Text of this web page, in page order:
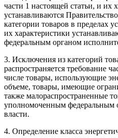
части 1 настоящей статьи, и их
устанавливаются
категории товаров в пределах
их характеристики
федеральным органом
3. Исключения из категорий
распространяется требование
числе товары, использующие
объеме, товары, имеющие
также малораспространенные
уполномоченным федеральным
власти.
4. Определение класса